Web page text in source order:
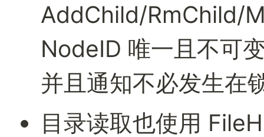
AddChild/RmChild/
NodeID 唯一且不可
并且通知不必发生在
目录读取也使用